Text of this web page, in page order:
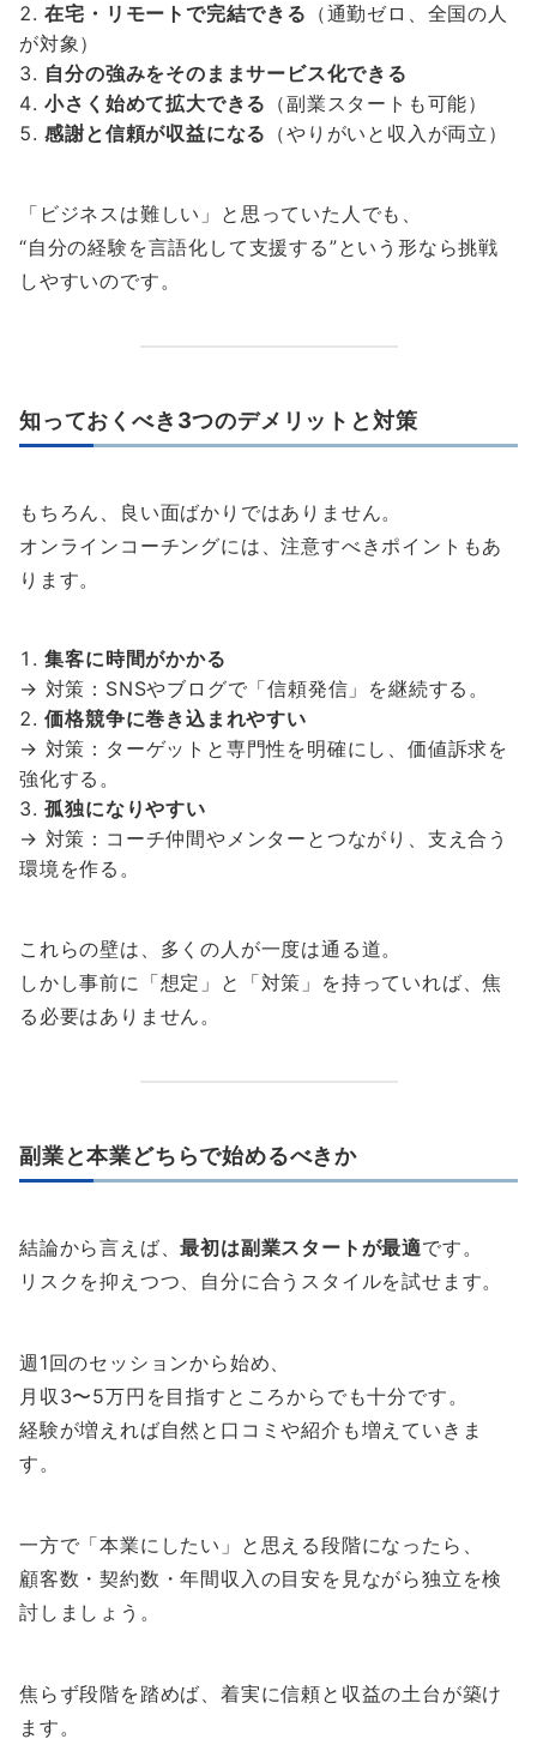
在宅・リモートで完結できる （通勤ゼロ、全国の人
が対象）
自分の強みをそのままサービス化できる
小さく始めて拡大できる （副業スタートも可能）
感謝と信頼が収益になる （やりがいと収入が両立）
「ビジネスは難しい」と思っていた人でも、
“自分の経験を言語化して支援する”という形なら挑戦
しやすいのです。
知っておくべき3つのデメリットと対策
もちろん、良い面ばかりではありません。
オンラインコーチングには、注意すべきポイントもあ
ります。
集客に時間がかかる
→ 対策：SNSやブログで「信頼発信」を継続する。
価格競争に巻き込まれやすい
→ 対策：ターゲットと専門性を明確にし、価値訴求を
強化する。
孤独になりやすい
→ 対策：コーチ仲間やメンターとつながり、支え合う
環境を作る。
これらの壁は、多くの人が一度は通る道。
しかし事前に「想定」と「対策」を持っていれば、焦
る必要はありません。
副業と本業どちらで始めるべきか
結論から言えば、最初は副業スタートが最適です。
リスクを抑えつつ、自分に合うスタイルを試せます。
週1回のセッションから始め、
月収3〜5万円を目指すところからでも十分です。
経験が増えれば自然と口コミや紹介も増えていきま
す。
一方で「本業にしたい」と思える段階になったら、
顧客数・契約数・年間収入の目安を見ながら独立を検
討しましょう。
焦らず段階を踏めば、着実に信頼と収益の土台が築け
ます。